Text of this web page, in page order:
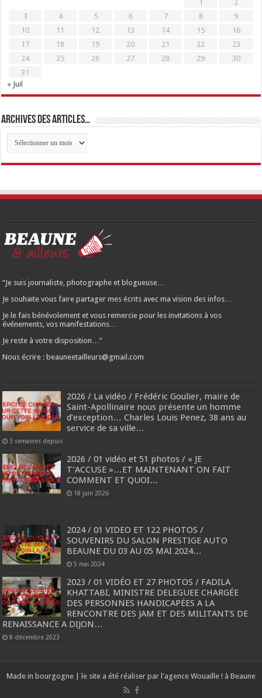
1
2
3
4 5 6 7 8
9
10
11 12 13 14 15
16
17
18 19 20 21 22
23
24
25 26 27 28 29
30
31
« Juil
Archives des articles…
Archives
des
articles…
“Je suis journaliste, photographe et blogueuse…
Je souhaite vous faire partager mes écrits avec ma vision des infos…
Je le fais bénévolement et vous remercie pour les invitations à vos
événements, vos manifestations…
Je reste à votre disposition…”
Nous écrire : beauneetailleurs@gmail.com
2026 / La vidéo / Frédéric Goulier, maire de
Saint-Apollinaire nous présente un homme
d’exception… Charles Louis Penez, 38 ans au
service de sa ville…
3 semaines depuis
2026 / 01 vidéo et 51 photos / « JE
T’ACCUSE »…ET MAINTENANT ON FAIT
COMMENT ET QUOI…
18 juin 2026
2024 / 01 VIDEO ET 122 PHOTOS /
SOUVENIRS DU SALON PRESTIGE AUTO
BEAUNE DU 03 AU 05 MAI 2024…
5 mai 2024
2023 / 01 VIDÉO ET 27 PHOTOS / FADILA
KHATTABI, MINISTRE DELEGUEE CHARGÉE
DES PERSONNES HANDICAPÉES A LA
RENCONTRE DES JAM ET DES MILITANTS DE
RENAISSANCE A DIJON…
8 décembre 2023
Made in bourgogne | le site a été réaliser par l'agence Wouaille ! à Beaune